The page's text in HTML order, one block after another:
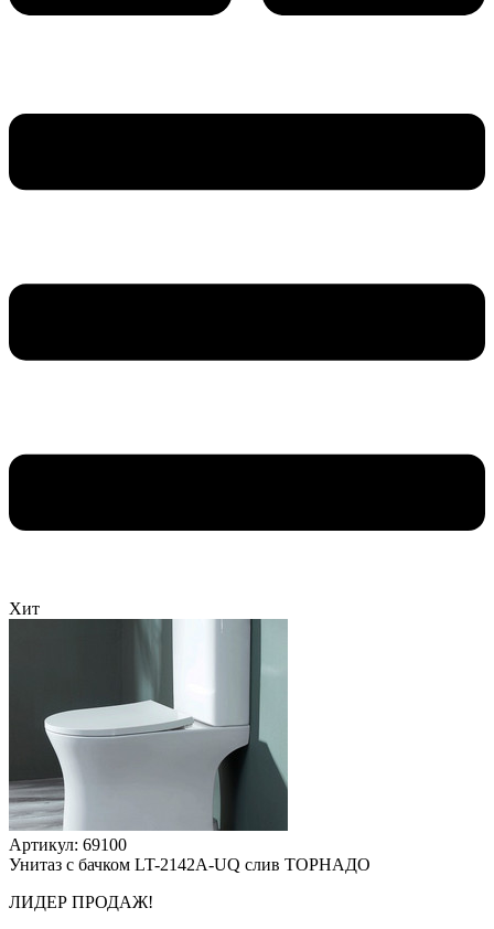
Хит
Артикул: 69100
Унитаз с бачком LT-2142A-UQ слив ТОРНАДО
ЛИДЕР ПРОДАЖ!